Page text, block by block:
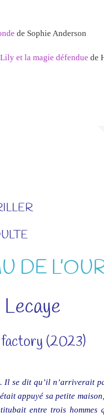
de Sophie Anderson
Lily et la magie défendue de
DE
(2023)
Il se dit qu’il n’arriverait
appuyé sa petite
entre trois hommes